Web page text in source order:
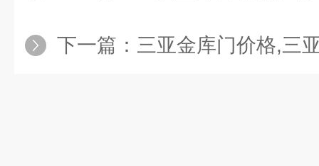
下一篇： 三亚金库门价格,三